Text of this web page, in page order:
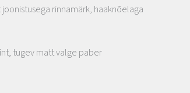
rinnamärk, haaknõelaga
tugev matt valge paber